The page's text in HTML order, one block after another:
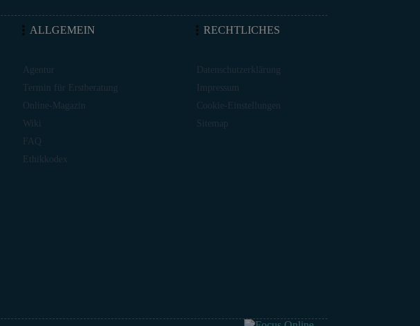
ALLGEMEIN
Agentur
Termin für Erstberatung
Online-Magazin
Wiki
FAQ
Ethikkodex
RECHTLICHES
Datenschutzerklärung
Impressum
Cookie-Einstellungen
Sitemap